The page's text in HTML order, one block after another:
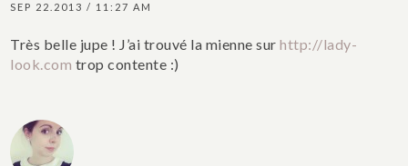
SEP 22.2013 / 11:27 AM
Très belle jupe ! J’ai trouvé la mienne surhttp://lady-
look.com trop contente :)